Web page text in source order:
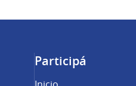
Participá